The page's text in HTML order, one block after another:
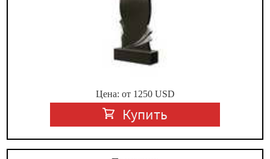
Цена: от 1250USD
Купить